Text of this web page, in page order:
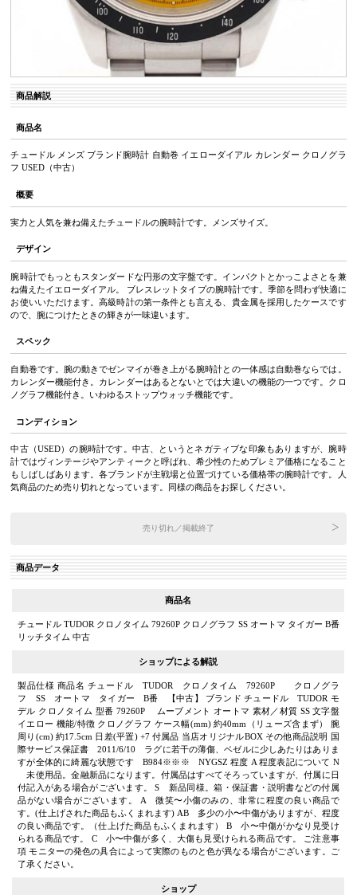
商品解説
商品名
チュードル メンズ ブランド腕時計 自動巻 イエローダイアル カレンダー クロノグラ
フ USED（中古）
概要
実力と人気を兼ね備えたチュードルの腕時計です。メンズサイズ。
デザイン
腕時計でもっともスタンダードな円形の文字盤です。インパクトとかっこよさとを兼
ね備えたイエローダイアル。 ブレスレットタイプの腕時計です。季節を問わず快適に
お使いいただけます。高級時計の第一条件とも言える、貴金属を採用したケースです
ので、腕につけたときの輝きが一味違います。
スペック
自動巻です。腕の動きでゼンマイが巻き上がる腕時計との一体感は自動巻ならでは。
カレンダー機能付き。カレンダーはあるとないとでは大違いの機能の一つです。クロ
ノグラフ機能付き。いわゆるストップウォッチ機能です。
コンディション
中古（USED）の腕時計です。中古、というとネガティブな印象もありますが、腕時
計ではヴィンテージやアンティークと呼ばれ、希少性のためプレミア価格になること
もしばしばあります。各ブランドが主戦場と位置づけている価格帯の腕時計です。人
気商品のため売り切れとなっています。同様の商品をお探しください。
売り切れ／掲載終了
商品データ
商品名
チュードル TUDOR クロノタイム 79260P クロノグラフ SS オートマ タイガー B番
リッチタイム 中古
ショップによる解説
製品仕様 商品名 チュードル TUDOR クロノタイム 79260P クロノグラ
フ SS オートマ タイガー B番 【中古】 ブランド チュードル TUDOR モ
デル クロノタイム 型番 79260P ムーブメント オートマ 素材／材質 SS 文字盤
イエロー 機能/特徴 クロノグラフ ケース幅(mm) 約40mm（リューズ含まず） 腕
周り(cm) 約17.5cm 日差(平置) +7 付属品 当店オリジナルBOX その他商品説明 国
際サービス保証書 2011/6/10 ラグに若干の薄傷、ベゼルに少しあたりはありま
すが全体的に綺麗な状態です B984※※※ NYGSZ 程度 A 程度表記について N
未使用品。金融新品になります。付属品はすべてそろっていますが、付属に日
付記入がある場合がございます。 S 新品同様。箱・保証書・説明書などの付属
品がない場合がございます。 A 微笑〜小傷のみの、非常に程度の良い商品で
す。(仕上げされた商品もふくまれます) AB 多少の小〜中傷がありますが、程度
の良い商品です。（仕上げた商品もふくまれます） B 小〜中傷がかなり見受け
られる商品です。 C 小〜中傷が多く、大傷も見受けられる商品です。 ご注意事
項 モニターの発色の具合によって実際のものと色が異なる場合がございます。ご
了承ください。
ショップ